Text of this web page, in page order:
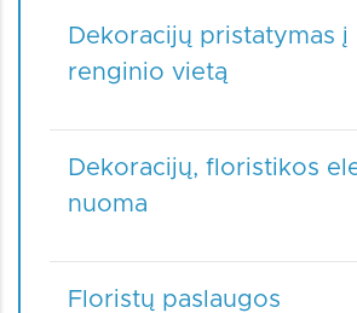
Dekoracijų pristatymas į
renginio vietą
Dekoracijų, floristikos
nuoma
Floristų paslaugos